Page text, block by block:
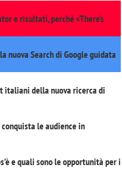
e risultati, perché «There’s
nuova Search di Google guidata
italiani della nuova ricerca di
le audience in
e quali sono le opportunità per i